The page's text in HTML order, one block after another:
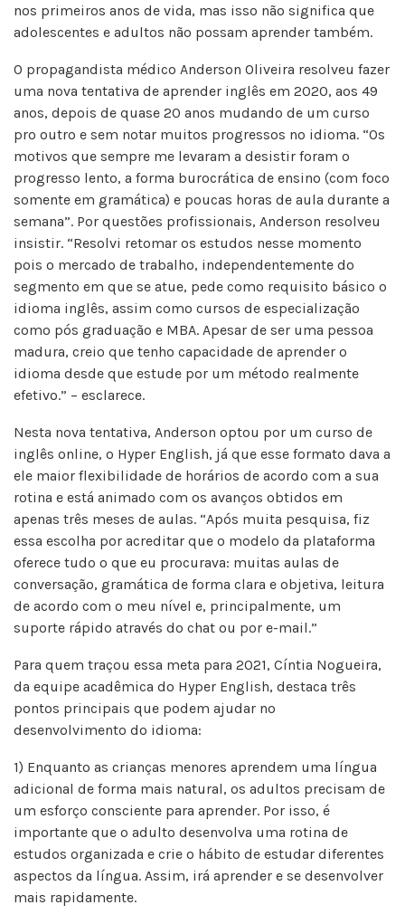
nos primeiros anos de vida, mas isso não significa que
adolescentes e adultos não possam aprender também.
O propagandista médico Anderson Oliveira resolveu fazer
uma nova tentativa de aprender inglês em 2020, aos 49
anos, depois de quase 20 anos mudando de um curso
pro outro e sem notar muitos progressos no idioma. “Os
motivos que sempre me levaram a desistir foram o
progresso lento, a forma burocrática de ensino (com foco
somente em gramática) e poucas horas de aula durante a
semana”. Por questões profissionais, Anderson resolveu
insistir. “Resolvi retomar os estudos nesse momento
pois o mercado de trabalho, independentemente do
segmento em que se atue, pede como requisito básico o
idioma inglês, assim como cursos de especialização
como pós graduação e MBA. Apesar de ser uma pessoa
madura, creio que tenho capacidade de aprender o
idioma desde que estude por um método realmente
efetivo.” – esclarece.
Nesta nova tentativa, Anderson optou por um curso de
inglês online, o Hyper English, já que esse formato dava a
ele maior flexibilidade de horários de acordo com a sua
rotina e está animado com os avanços obtidos em
apenas três meses de aulas. “Após muita pesquisa, fiz
essa escolha por acreditar que o modelo da plataforma
oferece tudo o que eu procurava: muitas aulas de
conversação, gramática de forma clara e objetiva, leitura
de acordo com o meu nível e, principalmente, um
suporte rápido através do chat ou por e-mail.”
Para quem traçou essa meta para 2021, Cíntia Nogueira,
da equipe acadêmica do Hyper English, destaca três
pontos principais que podem ajudar no
desenvolvimento do idioma:
1) Enquanto as crianças menores aprendem uma língua
adicional de forma mais natural, os adultos precisam de
um esforço consciente para aprender. Por isso, é
importante que o adulto desenvolva uma rotina de
estudos organizada e crie o hábito de estudar diferentes
aspectos da língua. Assim, irá aprender e se desenvolver
mais rapidamente.